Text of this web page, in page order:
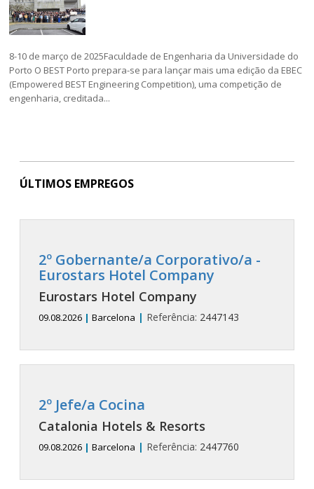
8-10 de março de 2025Faculdade de Engenharia da Universidade do
Porto O BEST Porto prepara-se para lançar mais uma edição da EBEC
(Empowered BEST Engineering Competition), uma competição de
engenharia, creditada...
ÚLTIMOS EMPREGOS
2º Gobernante/a Corporativo/a -
Eurostars Hotel Company
Eurostars Hotel Company
09.08.2026 | Barcelona | Referência: 2447143
2º Jefe/a Cocina
Catalonia Hotels & Resorts
09.08.2026 | Barcelona | Referência: 2447760